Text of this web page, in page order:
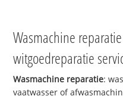
Wasmachine
witgoedreparatie
Wasmachine reparatie:
vaatwasser of